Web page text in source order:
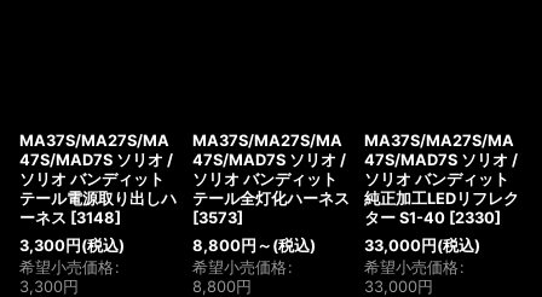
MA37S/MA27S/MA
47S/MAD7S ソリオ /
ソリオ バンディット
テール電源取り出しハ
ーネス [3148]
3,300円(税込)
希望小売価格:
3,300円
MA37S/MA27S/MA
47S/MAD7S ソリオ /
ソリオ バンディット
テール全灯化ハーネス
[3573]
8,800円 ～ (税込)
希望小売価格:
8,800円
MA37S/MA27S/MA
47S/MAD7S ソリオ /
ソリオ バンディット
純正加工LEDリフレク
ター S1-40 [2330]
33,000円(税込)
希望小売価格:
33,000円